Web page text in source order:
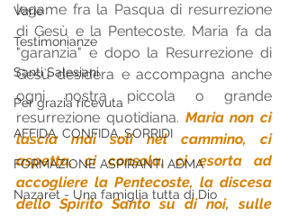
Varie
Testimonianze
Santi Salesiani
Per grazia ricevuta
AFFIDA, CONFIDA, SORRIDI
FORMAZIONE ASPIRANTI ADMA
Nazaret - Una famiglia tutta di Dio
legame fra la Pasqua di resurrezione
di Gesù e la Pentecoste. Maria fa da
"garanzia" e dopo la Resurrezione di
Gesù desidera e accompagna anche
ogni nostra piccola o grande
resurrezione quotidiana. Maria non ci
lascia mai soli nel cammino, ci
aspetta, ci consola, ci esorta ad
accogliere la Pentecoste, la discesa
dello Spirito Santo su di noi, sulle